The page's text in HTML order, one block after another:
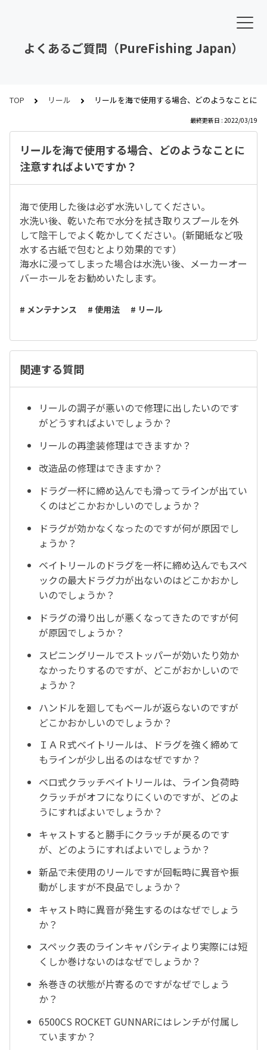
よくあるご質問（PureFishing Japan）
TOP リール リールを海で使用する場合、どのようなことに
最終更新日 : 2022/03/19
リールを海で使用する場合、どのようなことに
注意すればよいですか？
海で使用した後は必ず水洗いしてください。
水洗い後、乾いた布で水分を拭き取りスプールを外
して陰干しでよく乾かしてください。(新聞紙など吸
水する古紙で包むとより効果的です）
海水に浸ってしまった場合は水洗い後、メーカーオー
バーホールをお勧めいたします。
# メンテナンス # 使用法 # リール
関連する質問
リールの調子が悪いので修理に出したいのです
がどうすればよいでしょうか？
リールの再塗装修理はできますか？
改造品の修理はできますか？
ドラグ一杯に締め込んでも滑ってラインが出てい
くのはどこかおかしいのでしょうか？
ドラグが効かなくなったのですが何が原因でし
ょうか？
ベイトリールのドラグを一杯に締め込んでもスペ
ックの最大ドラグ力が出ないのはどこかおかし
いのでしょうか？
ドラグの滑り出しが悪くなってきたのですが何
が原因でしょうか？
スピニングリールでストッパーが効いたり効か
なかったりするのですが、どこがおかしいので
ょうか？
ハンドルを廻してもベールが返らないのですが
どこかおかしいのでしょうか？
ＩＡＲ式ベイトリールは、ドラグを強く締めて
もラインが少し出るのはなぜですか？
ベロ式クラッチベイトリールは、ライン負荷時
クラッチがオフになりにくいのですが、どのよ
うにすればよいでしょうか？
キャストすると勝手にクラッチが戻るのです
が、どのようにすればよいでしょうか？
新品で未使用のリールですが回転時に異音や振
動がしますが不良品でしょうか？
キャスト時に異音が発生するのはなぜでしょう
か？
スペック表のラインキャパシティより実際には短
くしか巻けないのはなぜでしょうか？
糸巻きの状態が片寄るのですがなぜでしょう
か？
6500CS ROCKET GUNNARにはレンチが付属し
ていますか？